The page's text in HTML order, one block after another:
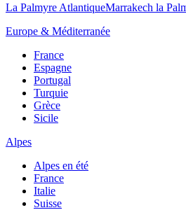
La Palmyre AtlantiqueMarrakech la
Europe & Méditerranée
France
Espagne
Portugal
Turquie
Grèce
Sicile
Alpes
Alpes en été
France
Italie
Suisse